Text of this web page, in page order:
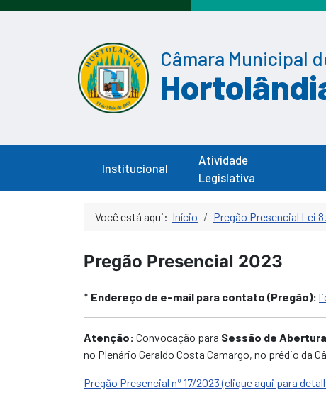
Câmara Municipal
Institucional
Atividade
Legislativa
Você está aqui: Início Pregão Presencial Lei
Pregão Presencial 2023
* Endereço de e-mail para contato (Pregão):
Atenção: Convocação para Sessão de
no Plenário Geraldo Costa Camargo, no prédio da
Pregão Presencial nº 17/2023 (clique aqui para